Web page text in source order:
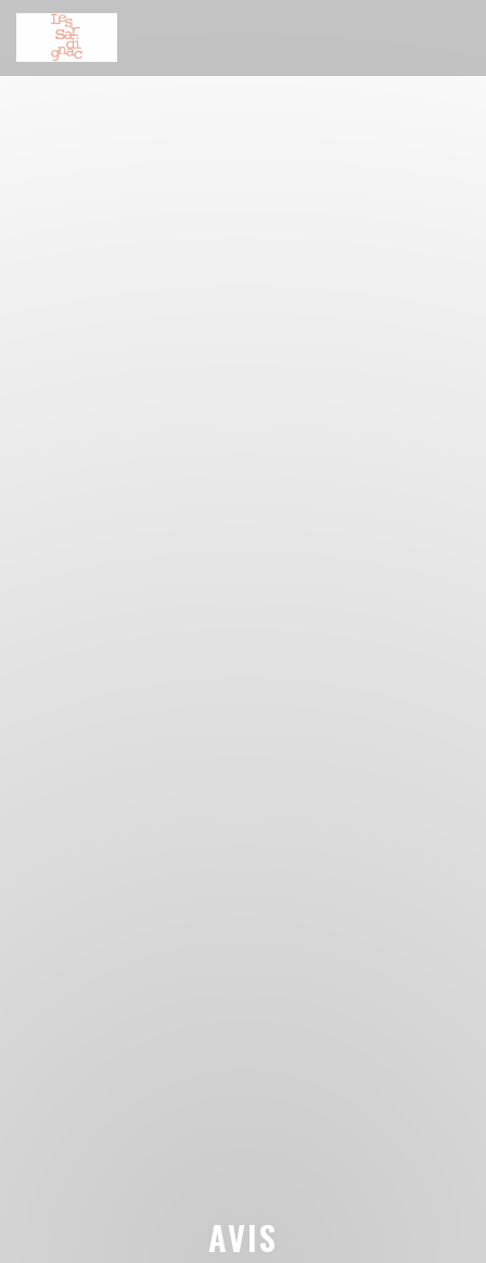
Personnalisation de vos choix en matière de cookies
AVIS